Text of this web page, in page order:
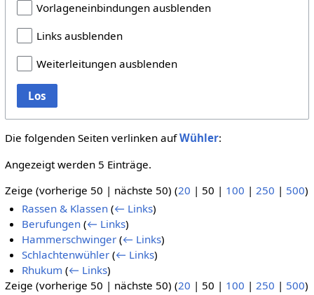
Vorlageneinbindungen ausblenden
Links ausblenden
Weiterleitungen ausblenden
Los
Die folgenden Seiten verlinken aufWühler:
Angezeigt werden 5 Einträge.
Zeige (vorherige 50 | nächste 50) (20 | 50 | 100 | 250 | 500)
Rassen & Klassen (← Links)
Berufungen (← Links)
Hammerschwinger (← Links)
Schlachtenwühler (← Links)
Rhukum (← Links)
Zeige (vorherige 50 | nächste 50) (20 | 50 | 100 | 250 | 500)